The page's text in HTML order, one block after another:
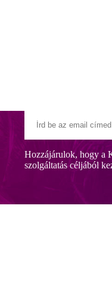
A szálloda
légkondicionálóval,
zárhat. A Wi-Fi a
és létesítmények
Hozzájárulok, hogy a
szolgáltatás céljából